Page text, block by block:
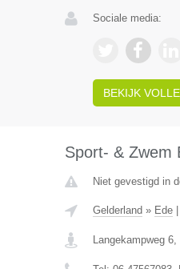
Sociale media:
BEKIJK
Sport- & Zwem
Niet gevestigd in
Gelderland » Ede|
Langekampweg 6,